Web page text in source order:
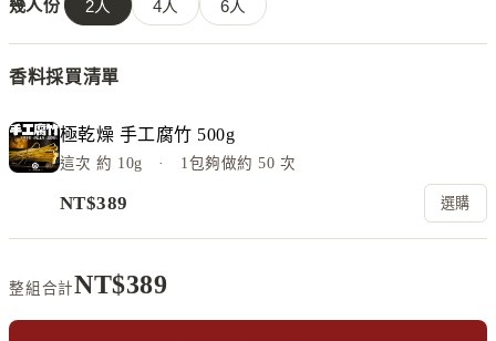
幾人份 2人 4人 6人
香料採買清單
極乾燥 手工腐竹 500g
這次約 10g · 1包夠做約50 次
NT$389 選購
整組合計NT$389